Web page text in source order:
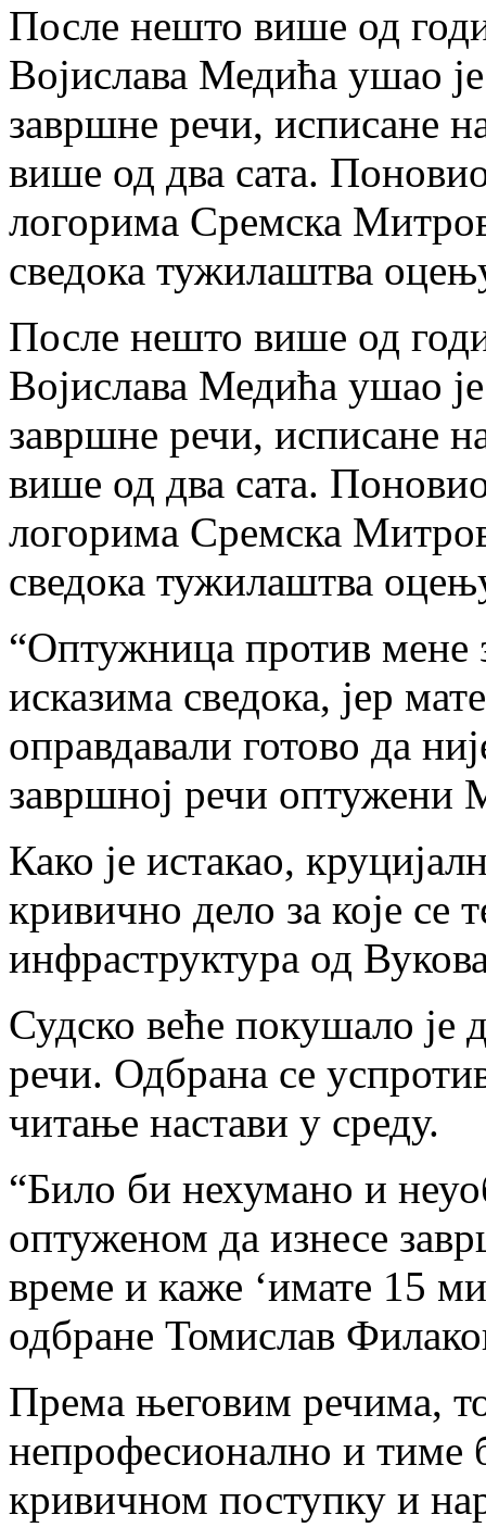
После нешто више од
Војислава Медића ушао
завршне речи, исписане
више од два сата.
логорима Сремска
сведока тужилаштва
После нешто више од
Војислава Медића ушао
завршне речи, исписане
више од два сата.
логорима Сремска
сведока тужилаштва
“Оптужница против мене
исказима сведока, јер
оправдавали готово да
завршној речи оптужени
Како је истакао,
кривично дело за које се
инфраструктура од
Судско веће покушало је
речи. Одбрана се
читање настави у среду.
“Било би нехумано и
оптуженом да изнесе
време и каже ‘имате 15
одбране Томислав
Према његовим речима,
непрофесионално и тиме
кривичном поступку и